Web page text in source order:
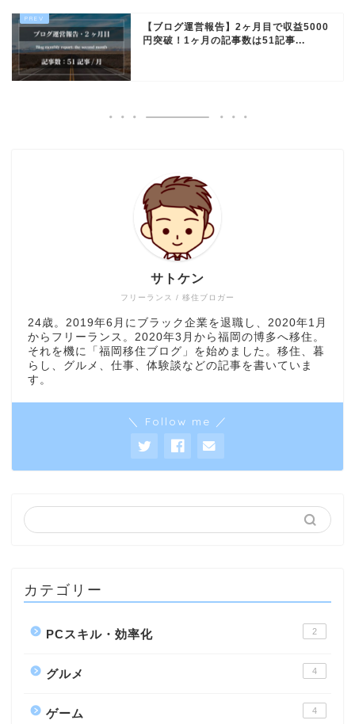
【ブログ運営報告】2ヶ月目で収益5000
円突破！1ヶ月の記事数は51記事...
フリーランス / 移住ブロガー
サトケン
24歳。2019年6月にブラック企業を退職し、2020年1月
からフリーランス。2020年3月から福岡の博多へ移住。
それを機に「福岡移住ブログ」を始めました。移住、暮
らし、グルメ、仕事、体験談などの記事を書いていま
す。
＼ Follow me ／
カテゴリー
PCスキル・効率化 2
グルメ 4
ゲーム 4